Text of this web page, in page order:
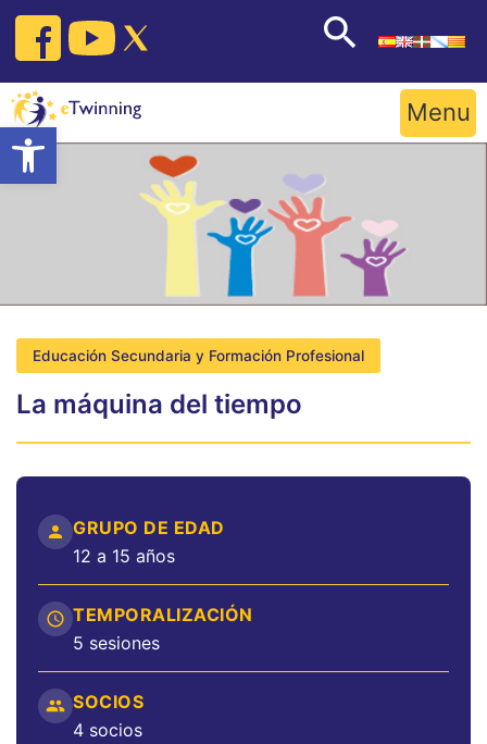
Open toolbar
Skip
content
Menu
Educación Secundaria y Formación Profesional
La máquina del tiempo
GRUPO DE EDAD
12 a 15 años
TEMPORALIZACIÓN
5 sesiones
SOCIOS
4 socios